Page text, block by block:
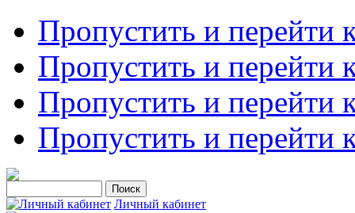
Пропустить и перейти
Пропустить и перейти
Пропустить и перейти
Пропустить и перейти
Личный кабинет